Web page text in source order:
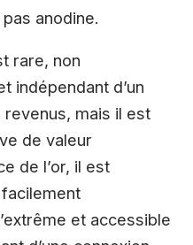
anodine.
rare, non
indépendant d’un
revenus, mais il est
de valeur
de l’or, il est
et accessible